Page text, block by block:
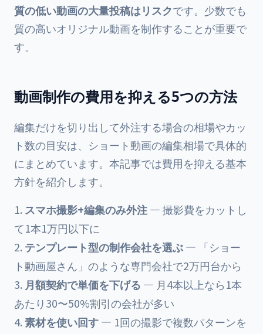
質の低い動画の大量投稿はリスクです。少数でも
質の高いオリジナル動画を制作することが重要で
す。
動画制作の費用を抑える5つの方法
編集だけを切り出して外注する場合の相場やカッ
ト数の目安は、 ショート動画の編集相場で具体的
にまとめています。本記事では費用を抑える基本
方針を紹介します。
スマホ撮影+編集のみ外注— 撮影費をカットし
て1本1万円以下に
テンプレート型の制作会社を選ぶ— 「ショー
ト動画屋さん」のような専門会社で2万円台から
月額契約で単価を下げる — 月4本以上なら1本
あたり30〜50%割引の会社が多い
素材を使い回す— 1回の撮影で複数パターンを